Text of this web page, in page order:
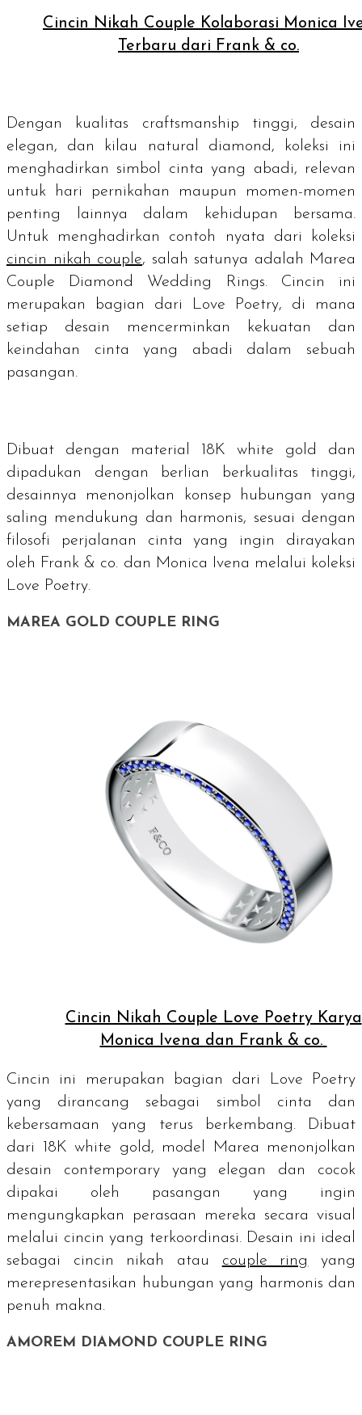
Cincin Nikah Couple Kolaborasi Monica
Terbaru dari Frank & co.
Dengan kualitas craftsmanship tinggi, desain
elegan, dan kilau
natural diamond , koleksi ini
menghadirkan simbol cinta yang abadi, relevan
untuk hari pernikahan maupun momen-momen
penting lainnya dalam kehidupan bersama.
Untuk menghadirkan contoh nyata dari koleksi
cincin nikah couple, salah satunya adalah Marea
Couple Diamond Wedding Rings. Cincin ini
merupakan bagian dari Love Poetry, di mana
setiap desain mencerminkan kekuatan dan
keindahan cinta yang abadi dalam sebuah
pasangan.
Dibuat dengan material 18K white gold
dan
dipadukan dengan berlian berkualitas tinggi,
desainnya menonjolkan konsep hubungan yang
saling mendukung dan harmonis, sesuai dengan
filosofi perjalanan cinta yang ingin dirayakan
oleh Frank & co. dan Monica Ivena melalui koleksi
Love Poetry.
MAREA GOLD COUPLE RING
Cincin Nikah Couple Love Poetry Karya
Monica Ivena dan Frank & co.
Cincin ini merupakan bagian dari Love Poetry
yang dirancang sebagai simbol cinta dan
kebersamaan yang terus berkembang. Dibuat
dari 18K white gold , model Marea menonjolkan
desain contemporaryyang elegan dan cocok
dipakai oleh pasangan yang ingin
mengungkapkan perasaan mereka secara visual
melalui cincin yang terkoordinasi. Desain ini ideal
sebagai cincin nikah atau couple ring
yang
merepresentasikan hubungan yang harmonis dan
penuh makna.
AMOREM DIAMOND COUPLE RING